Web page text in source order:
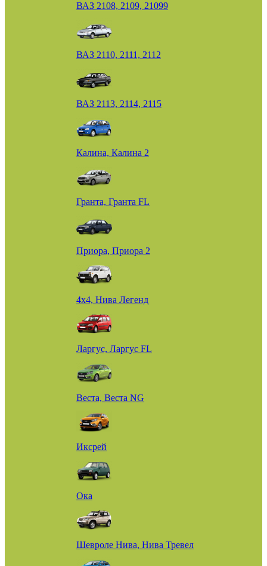
ВАЗ 2108, 2109, 21099
ВАЗ 2110, 2111, 2112
ВАЗ 2113, 2114, 2115
Калина, Калина 2
Гранта, Гранта FL
Приора, Приора 2
4х4, Нива Легенд
Ларгус, Ларгус FL
Веста, Веста NG
Иксрей
Ока
Шевроле Нива, Нива Тревел